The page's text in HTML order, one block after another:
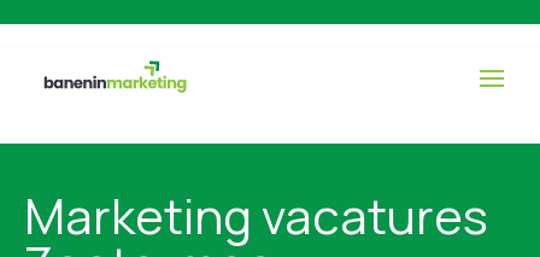
Marketing vacatures